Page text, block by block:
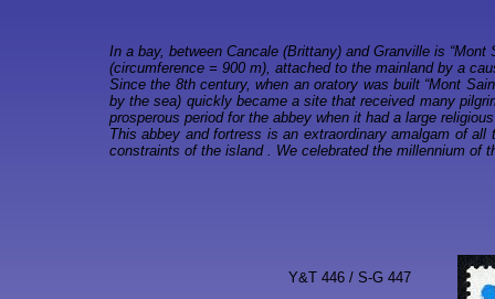
In a bay, between Cancale (Brittany) and Granville is
(circumference = 900 m), attached to the mainland by a
Since the 8th century, when an oratory was built “Mont
by the sea) quickly became a site that received many
prosperous period for the abbey when it had a large
This abbey and fortress is an extraordinary amalgam of
constraints of the island . We celebrated the millennium of
Y&T 446 / S-G 447